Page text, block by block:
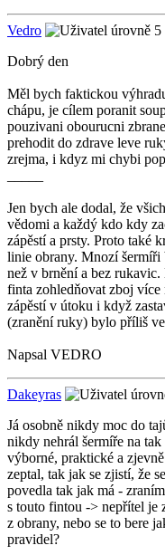
Vedro
Dobrý den
Měl bych faktickou
chápu, je cílem poranit
pouzivani obourucni
prehodit do zdrave leve
zrejma, i kdyz mi chybi
Jen bych ale dodal, že
vědomi a každý kdo kdy
zápěstí a prsty. Proto také
linie obrany. Mnozí
než v brnění a bez
finta zohledňovat zboj
zápěstí v útoku i když
(zranění ruky) bylo příliš
Napsal VEDRO
Dakeyras
Já osobně nikdy moc do
nikdy nehrál šermíře na
výborné, praktické a
zeptal, tak jak se zjistí, že
povedla tak jak má -
s touto fintou -> nepřítel je
z obrany, nebo se to bere
pravidel?